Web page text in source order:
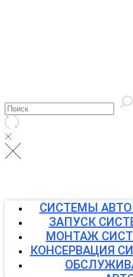
СИСТЕМЫ
ЗАПУСК
МОНТАЖ
КОНСЕРВАЦИЯ